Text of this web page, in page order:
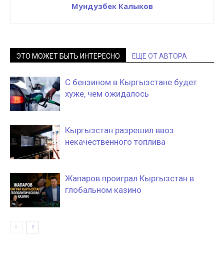
Мундузбек Калыков
ЭТО МОЖЕТ БЫТЬ ИНТЕРЕСНО ЕЩЕ ОТ АВТОРА
С бензином в Кыргызстане будет
хуже, чем ожидалось
Кыргызстан разрешил ввоз
некачественного топлива
Жапаров проиграл Кыргызстан в
глобальном казино